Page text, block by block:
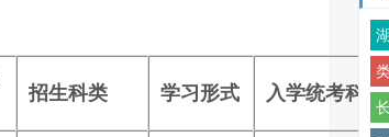
招生科类 学习形式 入学统考科目